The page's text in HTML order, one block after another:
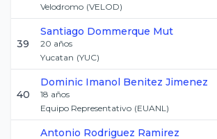
Velodromo (VELOD)
39
Santiago Dommerque Mut
20 años
Yucatan (YUC)
40
Dominic Imanol Benitez Jimenez
18 años
Equipo Representativo (EUANL)
Antonio Rodriguez Ramirez